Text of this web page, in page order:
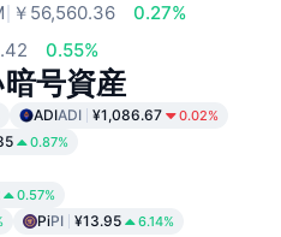
￥56,560.36
0.27%
0.55%
号資産
ADIADI ¥1,086.67 0.02%
0.87%
0.57%
PiPI ¥13.95 6.14%